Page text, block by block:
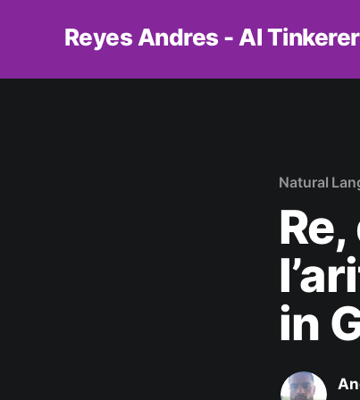
Reyes Andres - AI Tinkerer
Natural
in